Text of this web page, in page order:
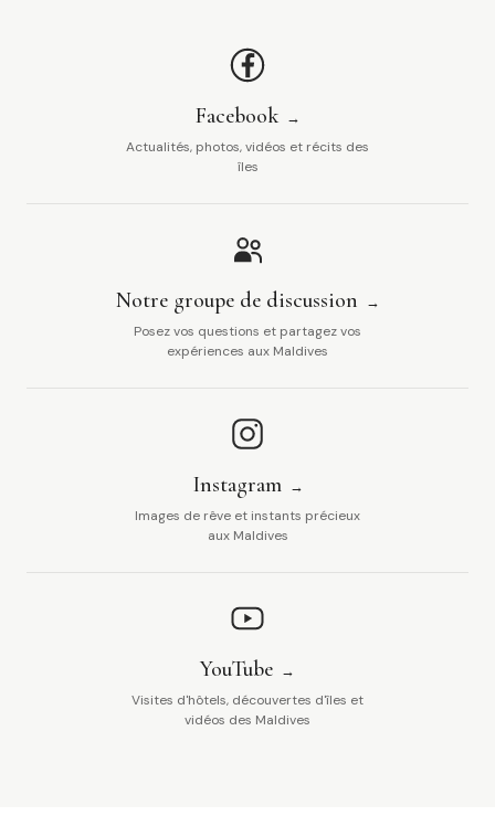
Facebook
Actualités, photos, vidéos et récits des
îles
Notre groupe de discussion
Posez vos questions et partagez vos
expériences aux Maldives
Instagram
Images de rêve et instants précieux
aux Maldives
YouTube
Visites d'hôtels, découvertes d'îles et
vidéos des Maldives